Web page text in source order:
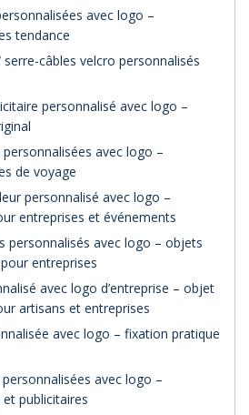
avec logo –
tendance
câbles velcro personnalisés
personnalisé avec logo –
avec logo –
de voyage
personnalisé avec logo –
entreprises et événements
personnalisés avec logo – objets
entreprises
avec logo d’entreprise – objet
artisans et entreprises
avec logo – fixation pratique
avec logo –
publicitaires